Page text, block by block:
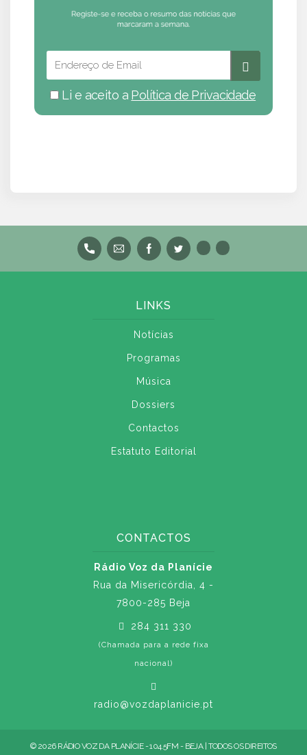
Li e aceito a Política de Privacidade
LINKS
Notícias
Programas
Música
Dossiers
Contactos
Estatuto Editorial
CONTACTOS
Rádio Voz da Planície
Rua da Misericórdia, 4 -
7800-285 Beja
284 311 330
(Chamada para a rede fixa
nacional)
radio@vozdaplanicie.pt
© 2026 RÁDIO VOZ DA PLANÍCIE - 104.5FM - BEJA | TODOS OS DIREITOS